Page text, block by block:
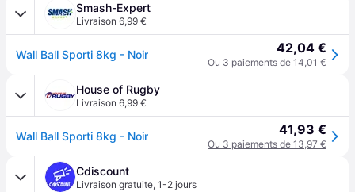
Smash-Expert
Livraison 6,99 €
Wall Ball Sporti 8kg - Noir 42,04 €
Ou 3 paiements de 14,01 €
House of Rugby
Livraison 6,99 €
Wall Ball Sporti 8kg - Noir 41,93 €
Ou 3 paiements de 13,97 €
Cdiscount
Livraison gratuite, 1-2 jours